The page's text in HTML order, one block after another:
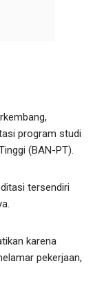
program studi
(BAN-PT).
tersendiri
karena
pekerjaan,